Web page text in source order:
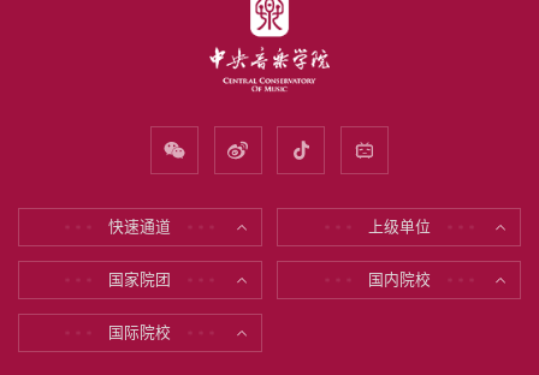
快速通道 上级单位
国家院团 国内院校
国际院校